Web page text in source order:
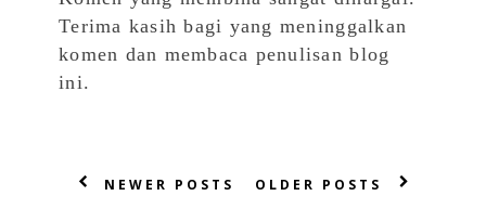
Terima kasih bagi yang meninggalkan
komen dan membaca penulisan blog
ini.
NEWER POSTS OLDER POSTS